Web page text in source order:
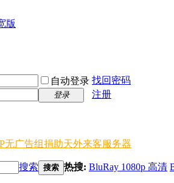
版
自动登录 找回密码
登录
注册
无广告组捐助天外来客服务器
搜索 搜索 热搜: BluRay 1080p 高清